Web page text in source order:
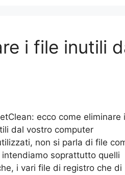
i file inutili
non si parla di file
soprattutto quelli
i vari file di registro che di